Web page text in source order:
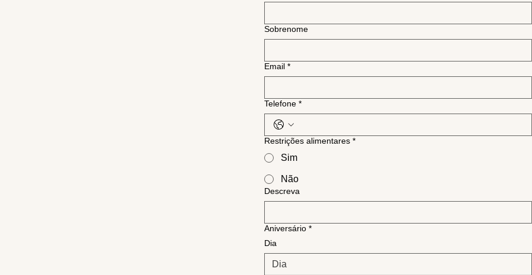
Sobrenome
Email *
Telefone *
Restrições alimentares *
Sim
Não
Descreva
Aniversário *
Dia